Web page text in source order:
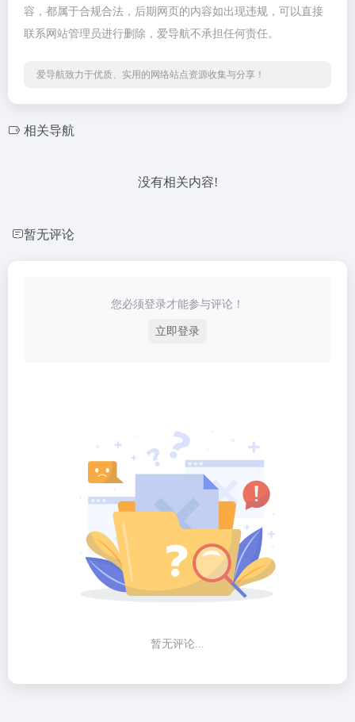
容，都属于合规合法，后期网页的内容如出现违规，可以直接
联系网站管理员进行删除，爱导航不承担任何责任。
爱导航致力于优质、实用的网络站点资源收集与分享！
相关导航
没有相关内容!
暂无评论
您必须登录才能参与评论！
立即登录
暂无评论...